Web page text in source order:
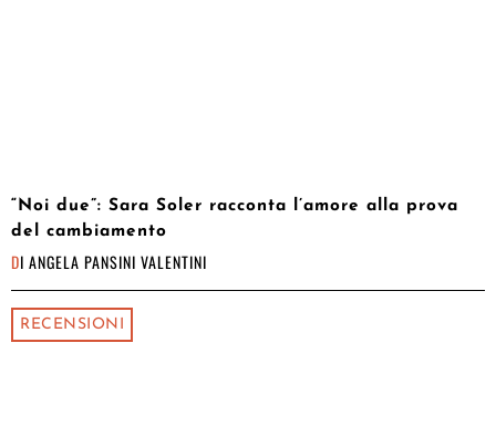
“Noi due”: Sara Soler racconta l’amore alla prova
del cambiamento
DI ANGELA PANSINI VALENTINI
RECENSIONI